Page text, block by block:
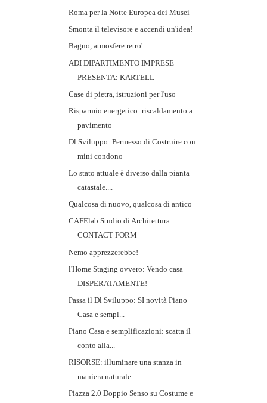
Roma per la Notte Europea dei Musei
Smonta il televisore e accendi un'idea!
Bagno, atmosfere retro'
ADI DIPARTIMENTO IMPRESE
PRESENTA: KARTELL
Case di pietra, istruzioni per l'uso
Risparmio energetico: riscaldamento a
pavimento
Dl Sviluppo: Permesso di Costruire con
mini condono
Lo stato attuale è diverso dalla pianta
catastale....
Qualcosa di nuovo, qualcosa di antico
CAFElab Studio di Architettura:
CONTACT FORM
Nemo apprezzerebbe!
l'Home Staging ovvero: Vendo casa
DISPERATAMENTE!
Passa il Dl Sviluppo: SI novità Piano
Casa e sempl...
Piano Casa e semplificazioni: scatta il
conto alla...
RISORSE: illuminare una stanza in
maniera naturale
Piazza 2.0 Doppio Senso su Costume e